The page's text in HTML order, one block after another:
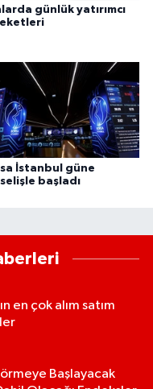
günlük yatırımcı
İstanbul güne
başladı
en çok alım satım
Başlayacak